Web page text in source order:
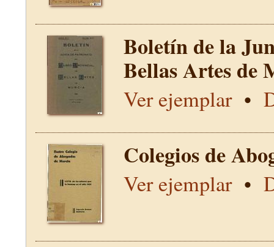
Boletín de la
Bellas Artes
Ver ejemplar•
Colegios de
Ver ejemplar•